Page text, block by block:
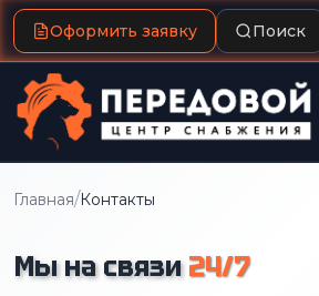
Оформить заявку Поиск
Главная/Контакты
Мы на связи24/7